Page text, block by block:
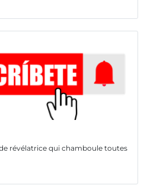
révélatrice qui chamboule toutes